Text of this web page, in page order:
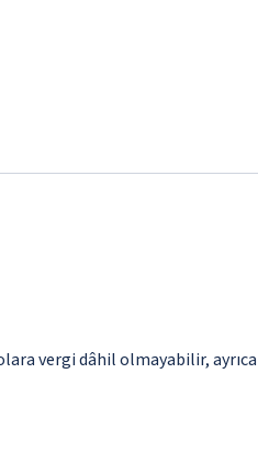
vergi dâhil olmayabilir,